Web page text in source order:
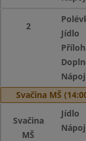
2
Jídlo
Nápoj
Svačina MŠ
Svačina
MŠ
Jídlo
Nápoj